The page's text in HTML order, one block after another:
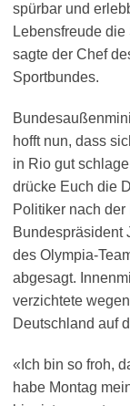
spürbar und
Lebensfreude
sagte der Chef
Sportbundes.
hofft nun, dass
in Rio gut
drücke Euch die
Politiker nach
Bundespräsident
des Olympia-
abgesagt.
verzichtete
Deutschland auf
«Ich bin so froh,
habe Montag